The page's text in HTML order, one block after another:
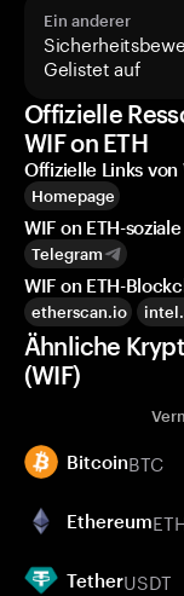
Ein anderer
Gelistet auf
Offizielle
WIF on ETH
Offizielle Links von
Homepage
WIF on ETH-
Telegram
WIF on ETH-
etherscan.io
Ähnliche
(WIF)
BitcoinBTC
Ethereum
TetherUSDT